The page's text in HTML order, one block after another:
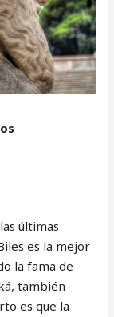
últimas
es la mejor
la fama de
también
es que la